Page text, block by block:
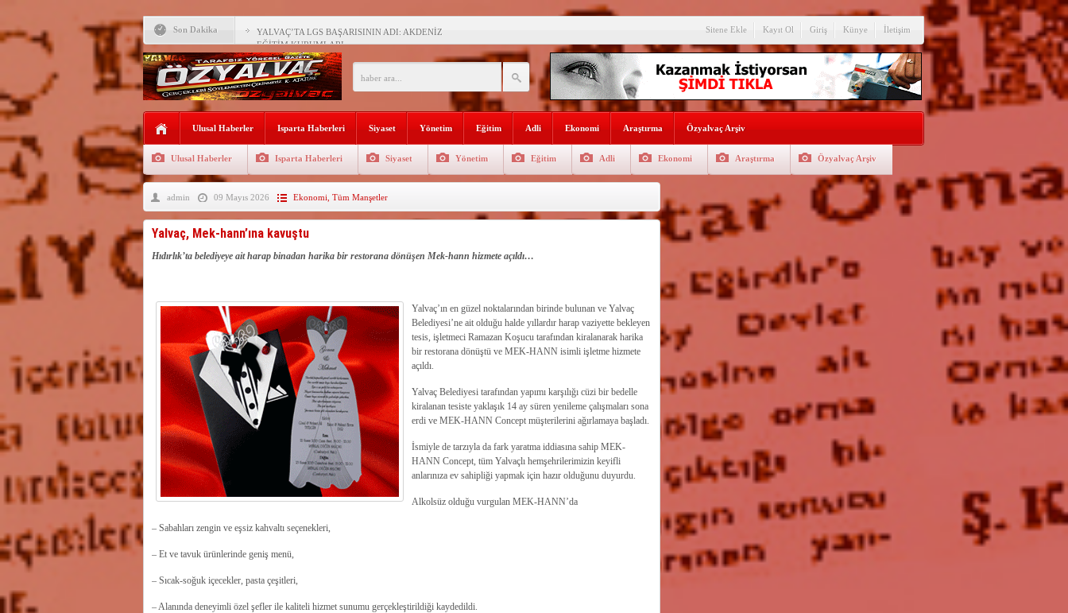
Son Dakika
EĞİTİM KURUMLARI
Fırsatları Avantaja Dönüştürecek Fuar: Yapısparta
TOKİ, Isparta’da 9 Gayrimenkulü Açık Artırmayla Satışa
Sunacak
İleği ile Kurusarı arasına sathi kaplama yapıldı
Okullara TYP ile 30 bin güvenlik görevlisi
Yalvaç’ta LGS Başarısı Yükselişini Sürdürüyor
Bağkonak Muhtarı Başoda’dan masa başı haberlere karşı
açıklama
SDÜ’ye 68 sözleşmeli personel alınacak
Sitene Ekle Kayıt Ol Giriş Künye İletişim
Ulusal Haberler Isparta Haberleri Siyaset Yönetim Eğitim Adli Ekonomi Araştırma Özyalvaç Arşiv
Ulusal Haberler Isparta Haberleri Siyaset Yönetim Eğitim Adli Ekonomi Araştırma Özyalvaç Arşiv
admin 09 Mayıs 2026 Ekonomi Tüm Manşetler
Yalvaç, Mek-hann’ına kavuştu
Hıdırlık’ta belediyeye ait harap binadan harika bir restorana dönüşen Mek-hann hizmete açıldı…
Yalvaç’ın en güzel noktalarından birinde bulunan ve Yalvaç
Belediyesi’ne ait olduğu halde yıllardır harap vaziyette bekleyen
tesis, işletmeci Ramazan Koşucu tarafından kiralanarak harika
bir restorana dönüştü ve MEK-HANN isimli işletme hizmete
açıldı.
Yalvaç Belediyesi tarafından yapımı karşılığı cüzi bir bedelle
kiralanan tesiste yaklaşık 14 ay süren yenileme çalışmaları sona
erdi ve MEK-HANN Concept müşterilerini ağırlamaya başladı.
İsmiyle de tarzıyla da fark yaratma iddiasına sahip MEK-
HANN Concept, tüm Yalvaçlı hemşehrilerimizin keyifli
anlarınıza ev sahipliği yapmak için hazır olduğunu duyurdu.
Alkolsüz olduğu vurgulan MEK-HANN’da
– Sabahları zengin ve eşsiz kahvaltı seçenekleri,
– Et ve tavuk ürünlerinde geniş menü,
– Sıcak-soğuk içecekler, pasta çeşitleri,
– Alanında deneyimli özel şefler ile kaliteli hizmet sunumu gerçekleştirildiği kaydedildi.